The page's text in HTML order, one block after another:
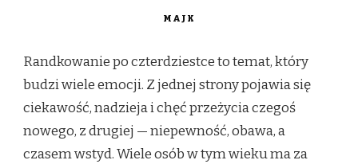
MAJK
Randkowanie po czterdziestce to temat, który
budzi wiele emocji. Z jednej strony pojawia się
ciekawość, nadzieja i chęć przeżycia czegoś
nowego, z drugiej — niepewność, obawa, a
czasem wstyd. Wiele osób w tym wieku ma za